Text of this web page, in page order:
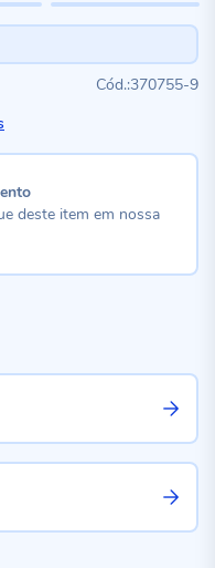
370755-9
deste item em nossa